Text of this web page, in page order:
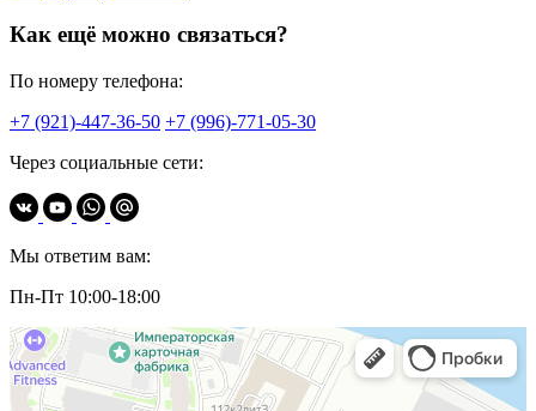
Как ещё можно связаться?
По номеру телефона:
+7 (921)-447-36-50 +7 (996)-771-05-30
Через социальные сети:
Мы ответим вам:
Пн-Пт 10:00-18:00